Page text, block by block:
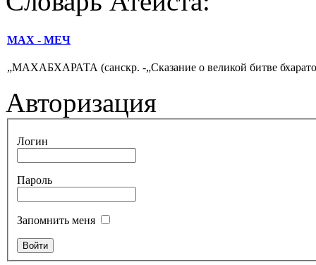
МАХ - МЕЧ
„МАХАБХАРАТА (санскр. -„Сказание о великой битве
Авторизация
Логин
Пароль
Запомнить меня